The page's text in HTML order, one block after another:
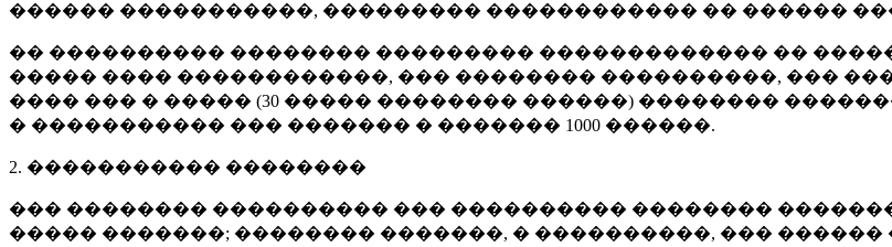
������ �����������, ��������� ������������ �� ������
�� ���������� �������� ��������� ������������� ��
����� ���� ������������, ��� �������� ����������, ���
���� ��� � ����� (30 ����� �������� ������) ��������
� ����������� ��� ������� � ������� 1000 ������.
2. ����������� ��������
��� �������� ���������� ��� ���������� ��������
����� �������; �������� �������, � ����������, ���